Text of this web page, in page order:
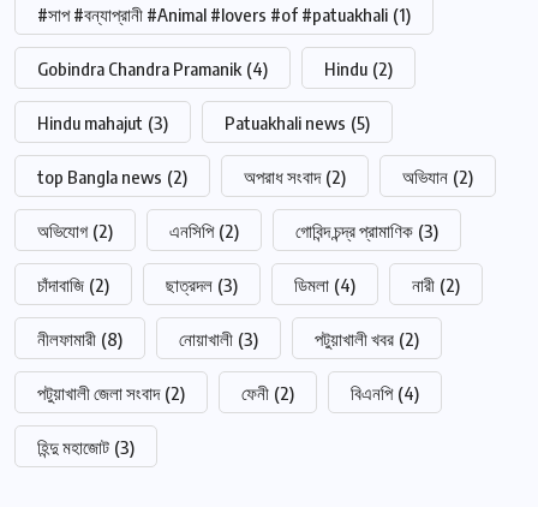
#সাপ #বন্যাপ্রানী #Animal #lovers #of #patuakhali (1)
Gobindra Chandra Pramanik (4) Hindu (2)
Hindu mahajut (3) Patuakhali news (5)
top Bangla news (2) অপরাধ সংবাদ (2) অভিযান (2)
অভিযোগ (2) এনসিপি (2) গোবিন্দ চন্দ্র প্রামাণিক (3)
চাঁদাবাজি (2) ছাত্রদল (3) ডিমলা (4) নারী (2)
নীলফামারী (8) নোয়াখালী (3) পটুয়াখালী খবর (2)
পটুয়াখালী জেলা সংবাদ (2) ফেনী (2) বিএনপি (4)
হিন্দু মহাজোট (3)